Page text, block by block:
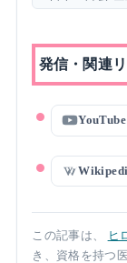
発信・関連
YouTube
この記事は、 ヒ
き、資格を持つ